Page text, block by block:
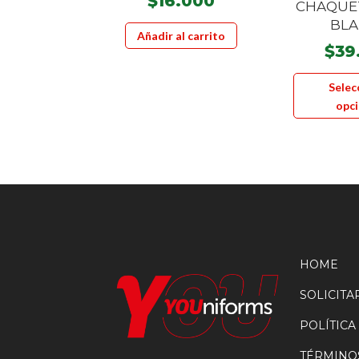
Añadir al carrito
$
HOME